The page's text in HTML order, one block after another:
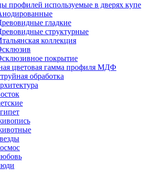
профилей используемые в дверях купе
гладкие
структурные
коллекция
покрытие
цветовая гамма профиля МДФ
обработка